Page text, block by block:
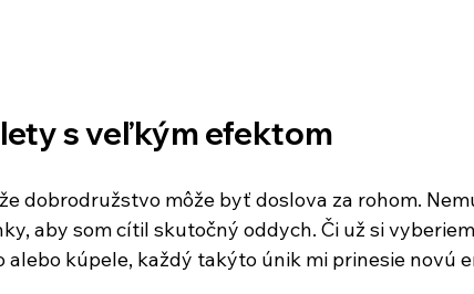
s veľkým efektom
dobrodružstvo môže byť doslova za rohom.
aby som cítil skutočný oddych. Či už si
alebo kúpele, každý takýto únik mi prinesie novú